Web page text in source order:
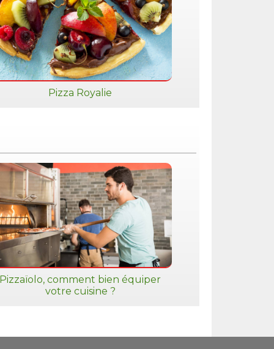
Pizza Royalie
Pizzaïolo, comment bien équiper
votre cuisine ?